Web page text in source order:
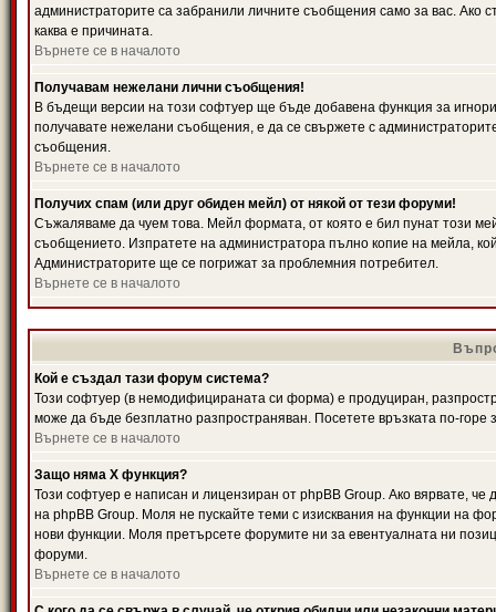
администраторите са забранили личните съобщения само за вас. Ако
каква е причината.
Върнете се в началото
Получавам нежелани лични съобщения!
В бъдещи версии на този софтуер ще бъде добавена функция за
получавате нежелани съобщения, е да се свържете с
съобщения.
Върнете се в началото
Получих спам (или друг обиден мейл) от някой от тези форуми!
Съжаляваме да чуем това. Мейл формата, от която е бил пунат този
съобщението. Изпратете на администратора пълно копие на мейла,
Администраторите ще се погрижат за проблемния потребител.
Върнете се в началото
Кой е създал тази форум система?
Този софтуер (в немодифицираната си форма) е продуциран,
може да бъде безплатно разпространяван. Посетете връзката по-горе
Върнете се в началото
Защо няма X функция?
Този софтуер е написан и лицензиран от phpBB Group. Ако вярвате,
на phpBB Group. Моля не пускайте теми с изисквания на функции на
нови функции. Моля претърсете форумите ни за евентуалната ни
форуми.
Върнете се в началото